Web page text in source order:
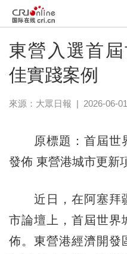
東營入選首
佳實踐案例
來源： 大眾日報 | 2026-06-
原標題：首屆世
發佈 東營港城市更新
近日，在阿塞拜
市論壇上，首屆世界
佈。東營港經濟開發